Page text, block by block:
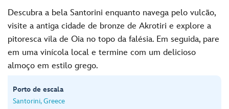
Descubra a bela Santorini enquanto navega pelo vulcão,
visite a antiga cidade de bronze de Akrotiri e explore a
pitoresca vila de Oia no topo da falésia. Em seguida, pare
em uma vinícola local e termine com um delicioso
almoço em estilo grego.
Porto de escala
Santorini, Greece